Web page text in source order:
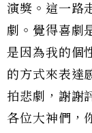
演獎。這一路
劇。覺得喜劇
是因為我的個
的方式來表達
拍悲劇，謝謝
各位大神們，